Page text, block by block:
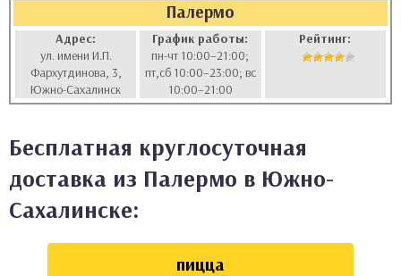
Палермо
Адрес:
ул. имени И.П.
Фархутдинова, 3,
Южно-Сахалинск
График работы:
пн-чт 10:00–21:00;
пт,сб 10:00–23:00; вс
10:00–21:00
Рейтинг:
Бесплатная круглосуточная
доставка из Палермо в Южно-
Сахалинске:
пицца